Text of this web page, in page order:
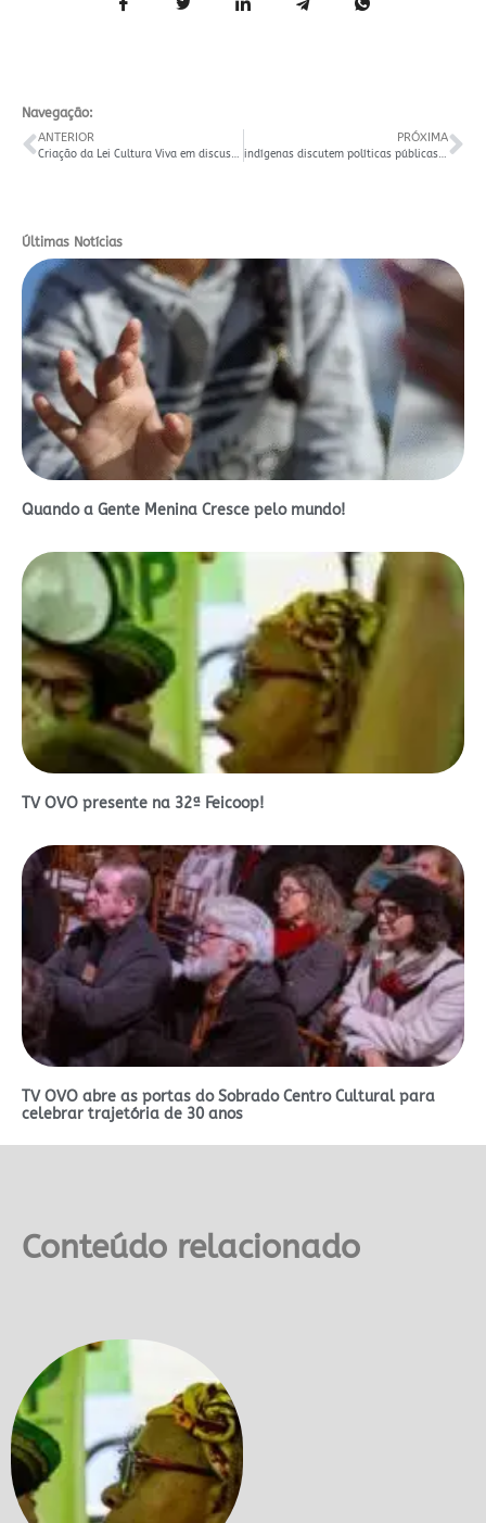
Navegação:
ANTERIOR
Criação da Lei Cultura Viva em discussão
PRÓXIMA
indígenas discutem políticas públicas em santa maria
Últimas Notícias
Quando a Gente Menina Cresce pelo mundo!
TV OVO presente na 32ª Feicoop!
TV OVO abre as portas do Sobrado Centro Cultural para
celebrar trajetória de 30 anos
Conteúdo relacionado